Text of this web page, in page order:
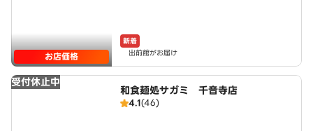
お店価格
新着
出前館がお届け
受付休止中
和食麺処サガミ 千音寺店
4.1(46)